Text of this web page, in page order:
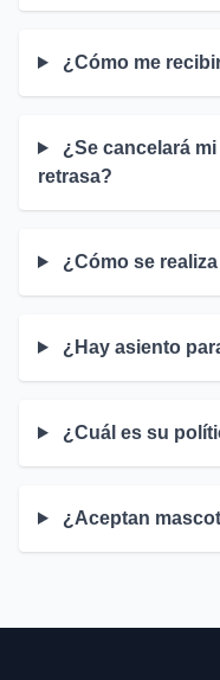
¿Cómo me
¿Se cancelará
retrasa?
¿Cómo se
¿Hay asiento
¿Cuál es su
¿Aceptan